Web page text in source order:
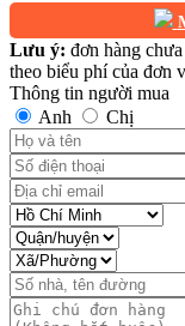
Lưu ý: đơn hàng
theo biểu phí của đơn
Thông tin người mua
Anh
Chị